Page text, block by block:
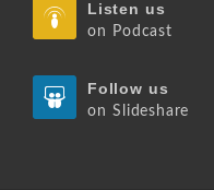
Listen us
on Podcast
Follow us
on Slideshare